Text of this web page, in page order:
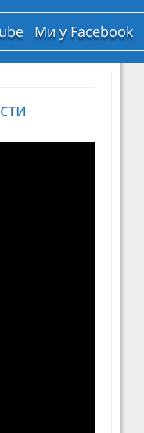
Ми у Facebook